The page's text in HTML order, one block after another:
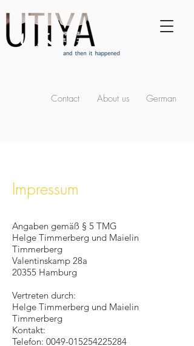
Contact About us German
Impressum
Angaben gemäß § 5 TMG
Helge Timmerberg und Maielin
Timmerberg
Valentinskamp 28a
20355 Hamburg
Vertreten durch:
Helge Timmerberg und Maielin
Timmerberg
Kontakt:
Telefon: 0049-015254225284